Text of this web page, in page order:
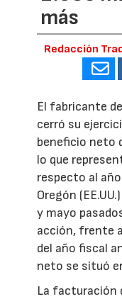
más
Redacción
El fabricante
cerró su
beneficio neto
lo que
respecto al
Oregón
y mayo
acción, frente
del año fiscal
neto se situó
La facturación